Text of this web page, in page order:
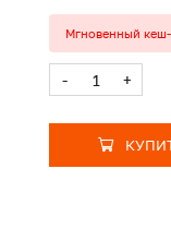
Мгновенный
- +